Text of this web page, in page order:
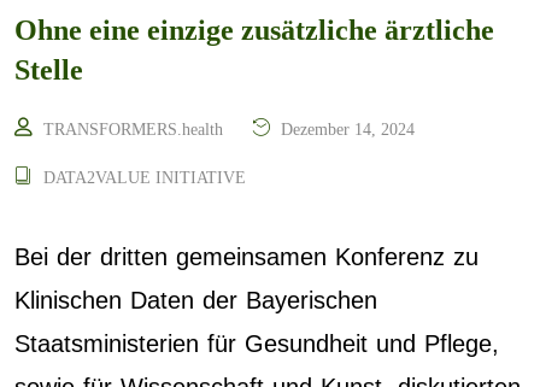
Ohne eine einzige zusätzliche ärztliche
Stelle
TRANSFORMERS.health Dezember 14, 2024
DATA2VALUE INITIATIVE
Bei der dritten gemeinsamen Konferenz zu
Klinischen Daten der Bayerischen
Staatsministerien für Gesundheit und Pflege,